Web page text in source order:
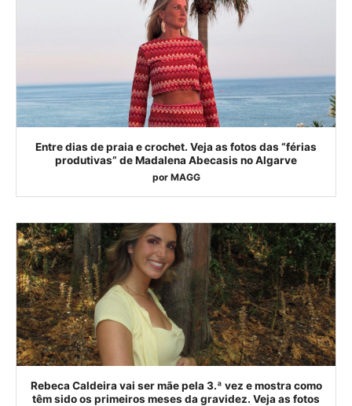
Entre dias de praia e crochet. Veja as fotos das “férias
produtivas” de Madalena Abecasis no Algarve
por MAGG
Rebeca Caldeira vai ser mãe pela 3.ª vez e mostra como
têm sido os primeiros meses da gravidez. Veja as fotos